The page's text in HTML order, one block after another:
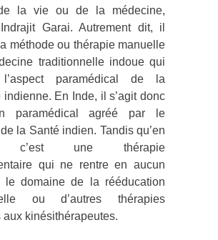
la vie ou de la médecine,
Garai. Autrement dit, il
méthode ou thérapie manuelle
traditionnelle indoue qui
paramédical de la
indienne. En Inde, il s’agit donc
paramédical agréé par le
la Santé indien. Tandis qu’en
c’est une thérapie
qui ne rentre en aucun
le domaine de la rééducation
ou d’autres thérapies
aux kinésithérapeutes.